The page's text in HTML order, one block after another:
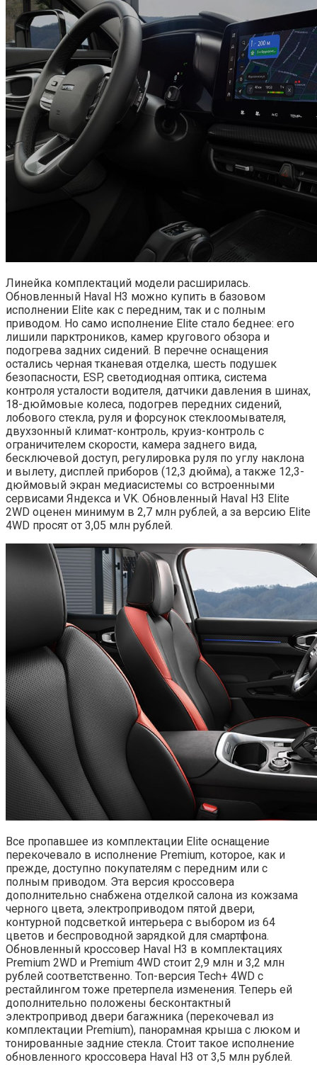
Линейка комплектаций модели расширилась.
Обновленный Haval H3 можно купить в базовом
исполнении Elite как с передним, так и с полным
приводом. Но само исполнение Elite стало беднее: его
лишили парктроников, камер кругового обзора и
подогрева задних сидений. В перечне оснащения
остались черная тканевая отделка, шесть подушек
безопасности, ESP, светодиодная оптика, система
контроля усталости водителя, датчики давления в шинах,
18-дюймовые колеса, подогрев передних сидений,
лобового стекла, руля и форсунок стеклоомывателя,
двухзонный климат-контроль, круиз-контроль с
ограничителем скорости, камера заднего вида,
бесключевой доступ, регулировка руля по углу наклона
и вылету, дисплей приборов (12,3 дюйма), а также 12,3-
дюймовый экран медиасистемы со встроенными
сервисами Яндекса и VK. Обновленный Haval H3 Elite
2WD оценен минимум в 2,7 млн рублей, а за версию Elite
4WD просят от 3,05 млн рублей.
Все пропавшее из комплектации Elite оснащение
перекочевало в исполнение Premium, которое, как и
прежде, доступно покупателям с передним или с
полным приводом. Эта версия кроссовера
дополнительно снабжена отделкой салона из кожзама
черного цвета, электроприводом пятой двери,
контурной подсветкой интерьера с выбором из 64
цветов и беспроводной зарядкой для смартфона.
Обновленный кроссовер Haval H3 в комплектациях
Premium 2WD и Premium 4WD стоит 2,9 млн и 3,2 млн
рублей соответственно. Топ-версия Tech+ 4WD с
рестайлингом тоже претерпела изменения. Теперь ей
дополнительно положены бесконтактный
электропривод двери багажника (перекочевал из
комплектации Premium), панорамная крыша с люком и
тонированные задние стекла. Стоит такое исполнение
обновленного кроссовера Haval H3 от 3,5 млн рублей.